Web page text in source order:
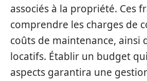
associés à la propriété. Ces
comprendre les charges de
coûts de maintenance, ainsi
locatifs. Établir un budget
aspects garantira une